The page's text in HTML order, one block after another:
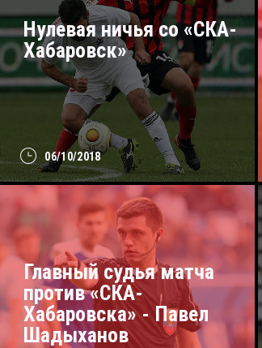
06/10/2018
Нулевая ничья со «СКА-
Хабаровск»
Главный судья матча
против «СКА-
Хабаровска» - Павел
Шадыханов